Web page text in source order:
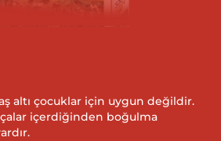
altı çocuklar için uygun değildir.
içerdiğinden boğulma